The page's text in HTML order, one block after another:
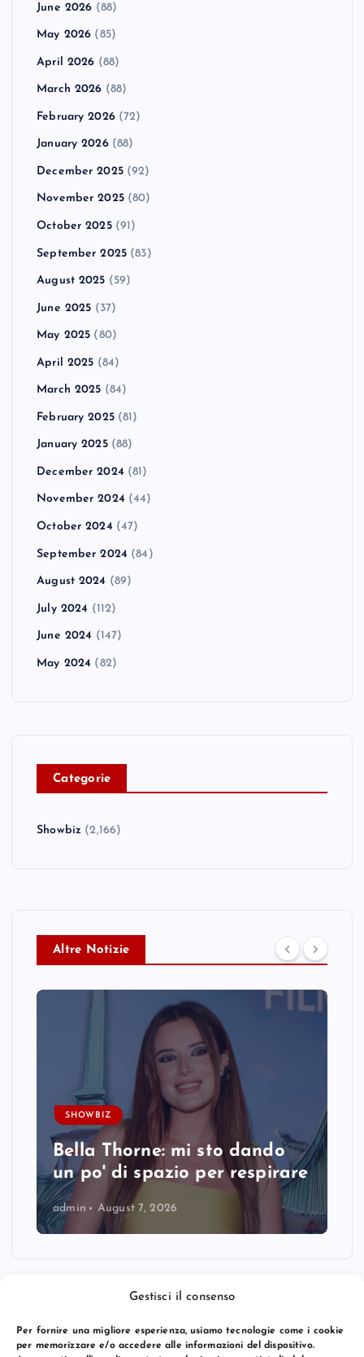
Gestisci il consenso
Per fornire una migliore esperienza, usiamo tecnologie come i cookie
per memorizzare e/o accedere alle informazioni del dispositivo.
June 2026 (88)
May 2026 (85)
April 2026 (88)
March 2026 (88)
February 2026(72)
January 2026(88)
December 2025(92)
November 2025(80)
October 2025(91)
September 2025 (83)
August 2025 (59)
June 2025 (37)
May 2025 (80)
April 2025 (84)
March 2025 (84)
February 2025(81)
January 2025(88)
December 2024 (81)
November 2024 (44)
October 2024 (47)
September 2024 (84)
August 2024 (89)
July 2024 (112)
June 2024 (147)
May 2024 (82)
Categorie
Showbiz (2,166)
Altre Notizie
SHOWBIZ
Bella Thorne: mi sto dando
un po' di spazio per respirare
admin August 7, 2026